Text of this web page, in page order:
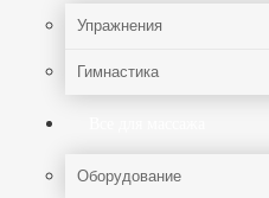
Упражнения
Гимнастика
Оборудование